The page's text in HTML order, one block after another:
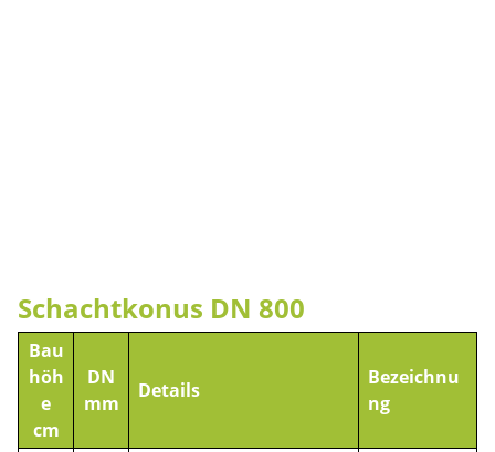
Schachtkonus DN 800
Bau
höh
e
cm
DN
mm
Details
Bezeichnu
ng